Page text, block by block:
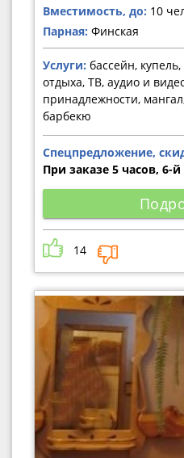
Вместимость, до: 10
Парная: Финская
Услуги: бассейн,
отдыха, ТВ, аудио и
принадлежности,
барбекю
Спецпредложение,
При заказе 5 часов, 6-
14